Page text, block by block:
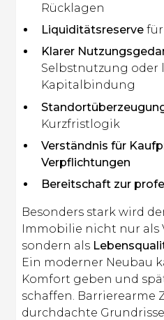
Rücklagen
Liquiditätsreserve
Klarer
Selbstnutzung oder
Kapitalbindung
Kurzfristlogik
Verständnis für
Verpflichtungen
Bereitschaft zur
Besonders stark wird
Immobilie nicht nur als
sondern als
Ein moderner Neubau
Komfort geben und
schaffen. Barrierearme
durchdachte